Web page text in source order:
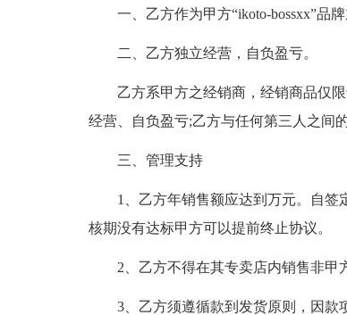
一、乙方作为甲方“ikoto-bossxx”品
二、乙方独立经营，自负盈亏。
乙方系甲方之经销商，经销商品仅
经营、自负盈亏;乙方与任何第三人之间
三、管理支持
1、乙方年销售额应达到万元。自
核期没有达标甲方可以提前终止协议。
2、乙方不得在其专卖店内销售非甲
3、乙方须遵循款到发货原则，因款